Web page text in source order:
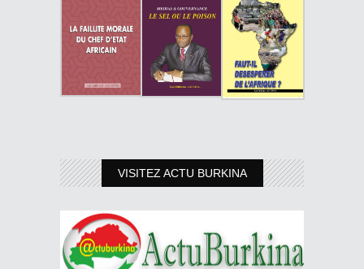
VISITEZ ACTU BURKINA